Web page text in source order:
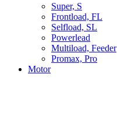
Super, S
Frontload, FL
Selfload, SL
Powerlead
Multiload, Feeder
Promax, Pro
Motor